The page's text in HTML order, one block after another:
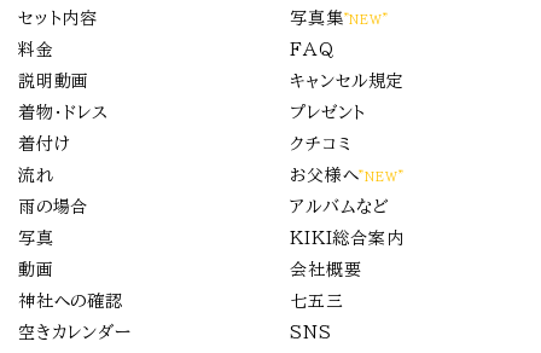
セット内容
料金
説明動画
着物・ドレス
着付け
流れ
雨の場合
写真
動画
神社への確認
空きカレンダー
写真集”NEW”
FAQ
キャンセル規定
プレゼント
クチコミ
お父様へ”NEW”
アルバムなど
KIKI総合案内
会社概要
七五三
SNS